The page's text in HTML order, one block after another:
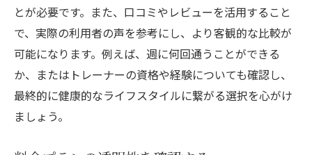
とが必要です。また、口コミやレビューを活用すること
で、実際の利用者の声を参考にし、より客観的な比較が
可能になります。例えば、週に何回通うことができる
か、またはトレーナーの資格や経験についても確認し、
最終的に健康的なライフスタイルに繋がる選択を心がけ
ましょう。